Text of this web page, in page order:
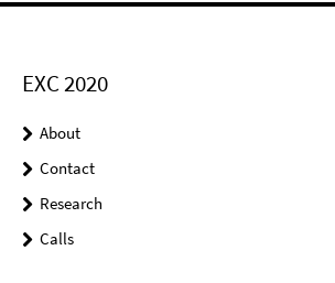
EXC 2020
About
Contact
Research
Calls